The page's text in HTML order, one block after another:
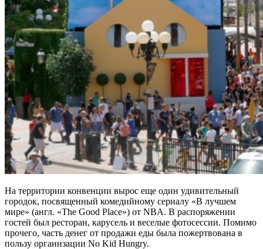
На территории конвенции вырос еще один удивительный
городок, посвященный комедийному сериалу «В лучшем
мире» (англ. «The Good Place») от NBA. В распоряжении
гостей был ресторан, карусель и веселые фотосессии. Помимо
прочего, часть денег от продажи еды была пожертвована в
пользу организации No Kid Hungry.